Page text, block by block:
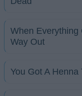
When Everything
Way Out
You Got A